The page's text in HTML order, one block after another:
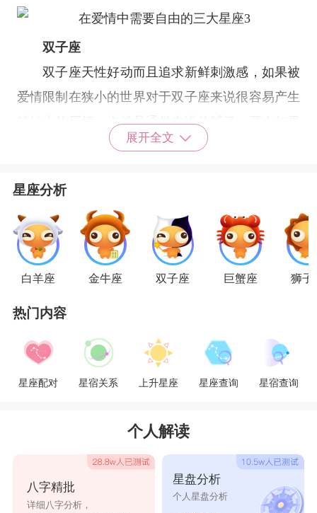
双子座
双子座天性好动而且追求新鲜刺激感，如果被
爱情限制在狭小的世界对于双子座来说很容易产生
精神上的厌烦，也就是通俗来讲的腻了。两人如果
总是像年糕一样腻在一起可能双子真的会腻了，和
产生美而且也可以加强彼此的激情。
星座乐原创文章，转载需注明出处
展开全文
星座分析
白羊座 金牛座 双子座 巨蟹座 狮子
热门内容
星座配对 星宿关系 上升星座 星座查询 星宿查询
个人解读
八字精批
详细八字分析，
星盘分析
个人星盘分析